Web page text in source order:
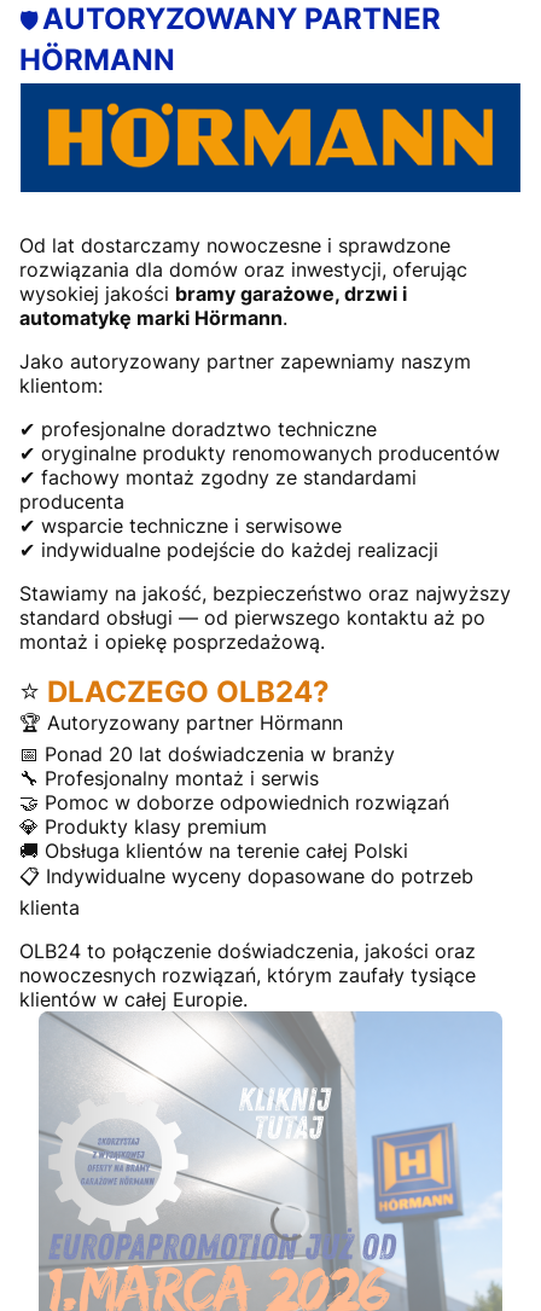
🛡️AUTORYZOWANY PARTNER
HÖRMANN
Od lat dostarczamy nowoczesne i sprawdzone
rozwiązania dla domów oraz inwestycji, oferując
wysokiej jakości bramy garażowe, drzwi i
automatykę marki Hörmann.
Jako autoryzowany partner zapewniamy naszym
klientom:
✔ profesjonalne doradztwo techniczne
✔ oryginalne produkty renomowanych producentów
✔ fachowy montaż zgodny ze standardami
producenta
✔ wsparcie techniczne i serwisowe
✔ indywidualne podejście do każdej realizacji
Stawiamy na jakość, bezpieczeństwo oraz najwyższy
standard obsługi — od pierwszego kontaktu aż po
montaż i opiekę posprzedażową.
⭐ DLACZEGO OLB24?
🏆 Autoryzowany partner Hörmann
📅 Ponad 20 lat doświadczenia w branży
🔧 Profesjonalny montaż i serwis
🤝 Pomoc w doborze odpowiednich rozwiązań
💎 Produkty klasy premium
🚚 Obsługa klientów na terenie całej Polski
📋 Indywidualne wyceny dopasowane do potrzeb
klienta
OLB24 to połączenie doświadczenia, jakości oraz
nowoczesnych rozwiązań, którym zaufały tysiące
klientów w całej Europie.